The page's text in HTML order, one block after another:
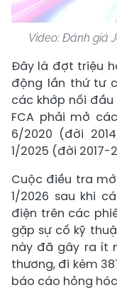
Video: Đánh giá
Đây là đợt triệu
động lần thứ tư
các khớp nối
FCA phải mở
6/2020 (đời
1/2025 (đời 2017-
Cuộc điều tra
1/2026 sau khi
điện trên các
gặp sự cố kỹ
này đã gây ra ít
thương, đi kèm
báo cáo hỏng